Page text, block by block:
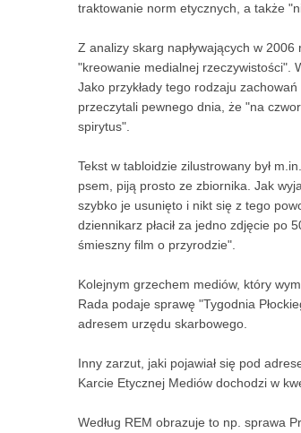
traktowanie norm etycznych, a także
Z analizy skarg napływających w
"kreowanie medialnej rzeczywistości".
Jako przykłady tego rodzaju
przeczytali pewnego dnia, że "na
spirytus".
Tekst w tabloidzie zilustrowany był
psem, piją prosto ze zbiornika. Jak
szybko je usunięto i nikt się z tego
dziennikarz płacił za jedno zdjęcie po
śmieszny film o przyrodzie".
Kolejnym grzechem mediów, który
Rada podaje sprawę "Tygodnia
adresem urzędu skarbowego.
Inny zarzut, jaki pojawiał się pod
Karcie Etycznej Mediów dochodzi w
Według REM obrazuje to np. sprawa